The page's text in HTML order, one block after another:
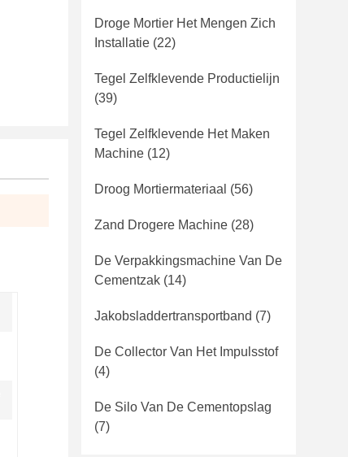
Droge Mortier Het Mengen Zich
Installatie (22)
Tegel Zelfklevende Productielijn
(39)
Tegel Zelfklevende Het Maken
Machine (12)
Droog Mortiermateriaal (56)
Zand Drogere Machine (28)
De Verpakkingsmachine Van De
Cementzak (14)
Jakobsladdertransportband (7)
De Collector Van Het Impulsstof
(4)
De Silo Van De Cementopslag
(7)